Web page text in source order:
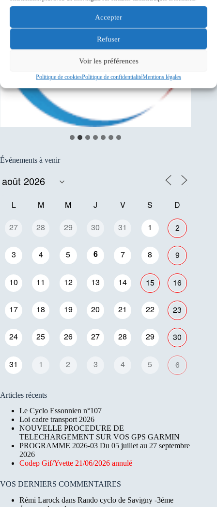
Accepter
Refuser
Voir les préférences
Politique de cookiesPolitique de confidentialitéMentions légales
Événements à venir
L M M J V S D
27 28 29 30 31 1 2
3 4 5 6 7 8 9
10 11 12 13 14 15 16
17 18 19 20 21 22 23
24 25 26 27 28 29 30
31 1 2 3 4 5 6
Articles récents
Le Cyclo Essonnien n°107
Loi cadre transport 2026
NOUVELLE PROCEDURE DE
TELECHARGEMENT SUR VOS GPS GARMIN
PROGRAMME 2026-03 Du 05 juillet au 27 septembre
2026
Codep Gif/Yvette 21/06/2026 annulé
VOS DERNIERS COMMENTAIRES
Rémi Larock dans Rando cyclo de Savigny -3éme